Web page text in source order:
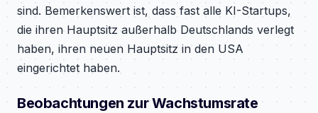
sind. Bemerkenswert ist, dass fast alle KI-Startups,
die ihren Hauptsitz außerhalb Deutschlands verlegt
haben, ihren neuen Hauptsitz in den USA
eingerichtet haben.
Beobachtungen zur Wachstumsrate